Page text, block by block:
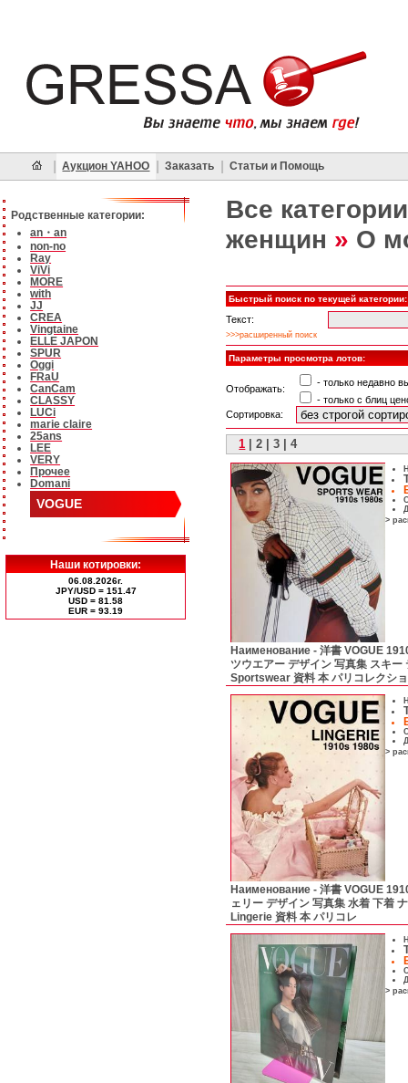
Аукцион YAHOO Заказать Статьи и Помощь
Родственные категории:
an・an
non-no
Ray
ViVi
MORE
with
JJ
CREA
Vingtaine
ELLE JAPON
SPUR
Oggi
FRaU
CanCam
CLASSY
LUCi
marie claire
25ans
LEE
VERY
Прочее
Domani
VOGUE
Наши котировки:
06.08.2026г.
JPY/USD = 151.47
USD = 81.58
ЕUR = 93.19
Все категории
женщин » О
Быстрый поиск по текущей категории:
Текст:
>>>расширенный поиск
Параметры просмотра лотов:
Отображать:
- только недавно
- только с блиц
Сортировка:
1 |2 |3 |4
>
Наименование - 洋書 VOGUE
ツウエアー デザイン 写真集 スキー
Sportswear 資料 本 パリコレクシ
>
Наименование - 洋書 VOGUE
ェリー デザイン 写真集 水着 下着
Lingerie 資料 本 パリコレ
>